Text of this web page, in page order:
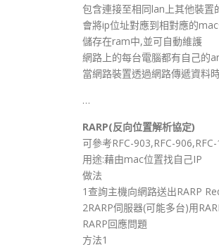
包含連接至相同lan上其他裝置
會將ip位址對應到相對應的
儲存在ram中,並可自動維護
網路上的每台電腦都有自己的
當網路裝置透過網路傳遞資料
…
RARP(反向位置解析協定)
可參考RFC-903,RFC-
用途:藉由mac位置找自己IP
做法
1查詢主機向網路送出RARP
2RARP伺服器(可能多台)用
RARP回應問題
方法1